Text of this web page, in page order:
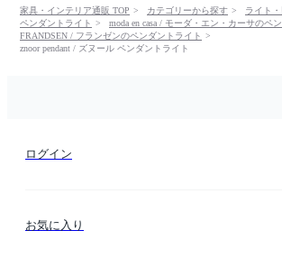
家具・インテリア通販 TOP カテゴリーから探す
ライト・
ペンダントライト
moda en casa / モーダ・エン・カーサのペ
FRANDSEN / フランゼンのペンダントライト
znoor pendant / ズヌール ペンダントライト
ログイン
お気に入り